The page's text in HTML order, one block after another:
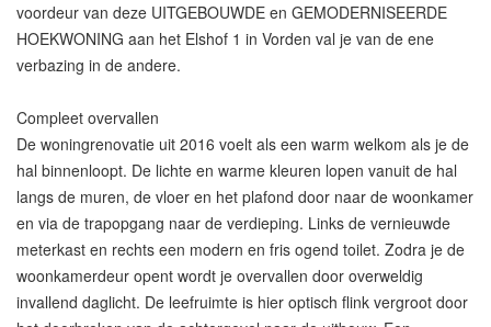
voordeur van deze UITGEBOUWDE en GEMODERNISEERDE
HOEKWONING aan het Elshof 1 in Vorden val je van de ene
verbazing in de andere.
Compleet overvallen
De woningrenovatie uit 2016 voelt als een warm welkom als je de
hal binnenloopt. De lichte en warme kleuren lopen vanuit de hal
langs de muren, de vloer en het plafond door naar de woonkamer
en via de trapopgang naar de verdieping. Links de vernieuwde
meterkast en rechts een modern en fris ogend toilet. Zodra je de
woonkamerdeur opent wordt je overvallen door overweldig
invallend daglicht. De leefruimte is hier optisch flink vergroot door